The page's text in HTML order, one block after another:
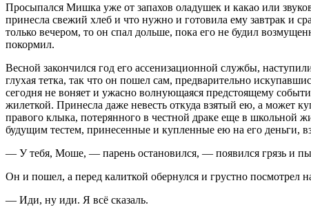
Просыпался Мишка уже от запахов оладушек и какао или
принесла свежий хлеб и что нужно и готовила ему завтрак и
только вечером, то он спал дольше, пока его не будил
покормил.
Весной закончился год его ассенизационной службы,
глухая тетка, так что он пошел сам, предварительно
сегодня не воняет и ужасно волнующаяся предстоящему
жилеткой. Принесла даже невесть откуда взятый ею, а может
правого клыка, потерянного в честной драке еще в школьной
будущим тестем, принесенные и купленные ею на его деньги,
— У тебя, Моше, — парень остановился, — появился грязь и
Он и пошел, а перед калиткой обернулся и грустно посмотрел
— Иди, ну иди. Я всё сказаль.